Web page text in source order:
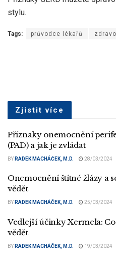
stylu.
Tags: průvodce lékařů
Zjistit více
Příznaky onemocnění
(PAD) a jak je zvládat
BY RADEK MACHÁČEK, M.D. 28/03/2024
Onemocnění štítné žlázy a
vědět
BY RADEK MACHÁČEK, M.D. 25/03/2024
Vedlejší účinky Xermela:
vědět
BY RADEK MACHÁČEK, M.D. 19/03/2024